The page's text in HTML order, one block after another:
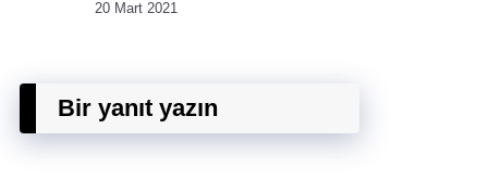
20 Mart 2021
Bir yanıt yazın